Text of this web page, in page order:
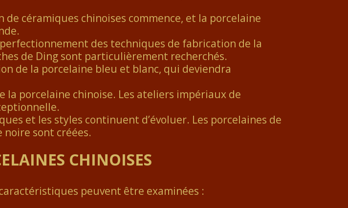
de céramiques chinoises commence, et la porcelaine
des techniques de fabrication de la
de Ding sont particulièrement recherchés.
de la porcelaine bleu et blanc, qui deviendra
la porcelaine chinoise. Les ateliers impériaux de
et les styles continuent d’évoluer. Les porcelaines de
sont créées.
CHINOISES
peuvent être examinées :